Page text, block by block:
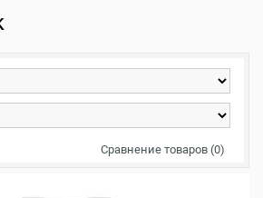
Сравнение товаров (0)